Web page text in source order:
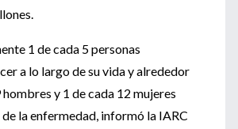
1 de cada 5 personas
a lo largo de su vida y alrededor
hombres y 1 de cada 12 mujeres
de la enfermedad, informó la IARC